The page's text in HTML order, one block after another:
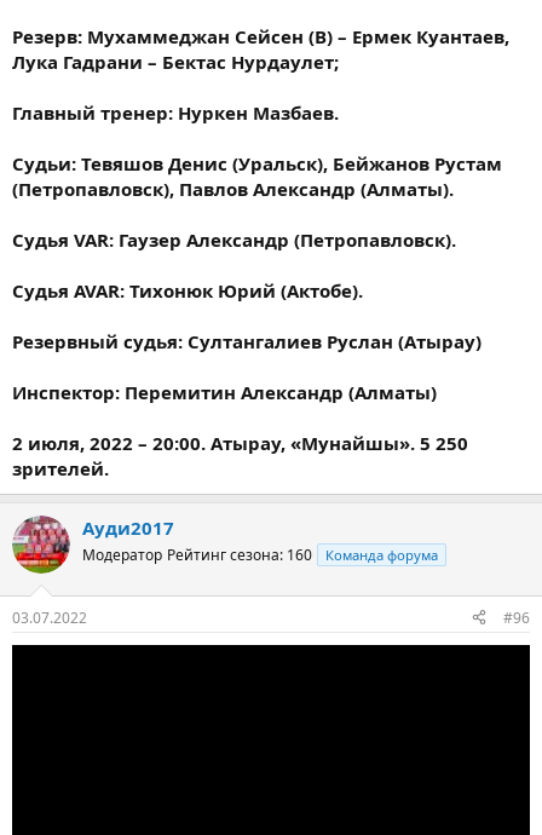
Резерв: Мухаммеджан Сейсен (В) – Ермек Куантаев,
Лука Гадрани – Бектас Нурдаулет;
Главный тренер: Нуркен Мазбаев.
Судьи: Тевяшов Денис (Уральск), Бейжанов Рустам
(Петропавловск), Павлов Александр (Алматы).
Судья VAR: Гаузер Александр (Петропавловск).
Судья AVAR: Тихонюк Юрий (Актобе).
Резервный судья: Султангалиев Руслан (Атырау)
Инспектор: Перемитин Александр (Алматы)
2 июля, 2022 – 20:00. Атырау, «Мунайшы». 5 250
зрителей.
Ауди2017
Модератор Рейтинг сезона: 160 Команда форума
03.07.2022 #96